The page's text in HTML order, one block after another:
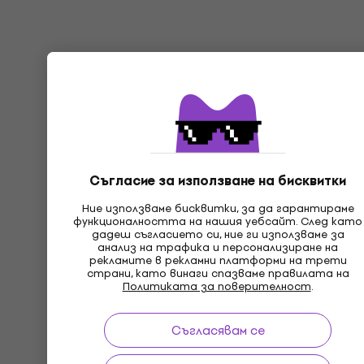
Съгласие за използване на бисквитки
Ние използваме бисквитки, за да гарантираме
функционалността на нашия уебсайт. След като
дадеш съгласието си, ние ги използваме за
анализ на трафика и персонализиране на
рекламите в рекламни платформи на трети
страни, като винаги спазваме правилата на
Политиката за поверителност.
Съгласявам се